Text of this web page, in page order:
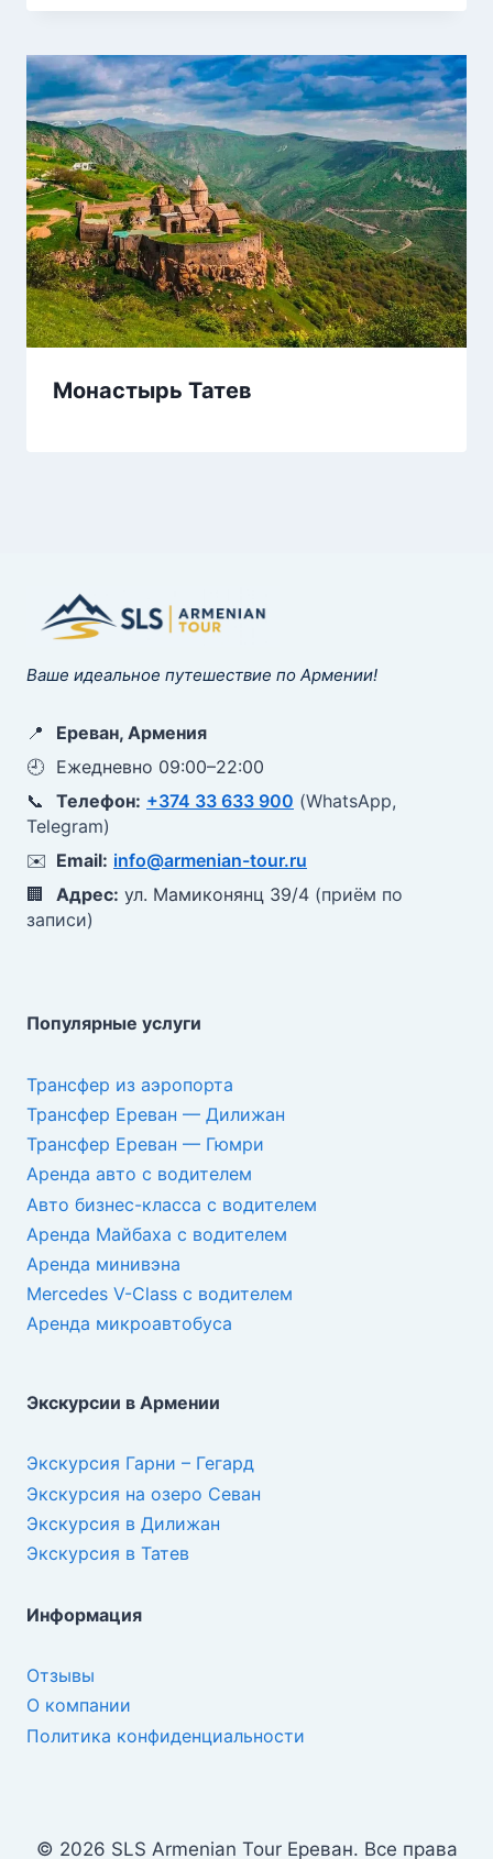
Монастырь Татев
Ваше идеальное путешествие по Армении!
📍
Ереван, Армения
🕘 Ежедневно 09:00–22:00
📞
Телефон: +374 33 633 900 (WhatsApp,
Telegram)
✉️ Email: info@armenian-tour.ru
🏢
Адрес: ул. Мамиконянц 39/4 (приём по
записи)
Популярные услуги
Трансфер из аэропорта
Трансфер Ереван — Дилижан
Трансфер Ереван — Гюмри
Аренда авто с водителем
Авто бизнес-класса с водителем
Аренда Майбаха с водителем
Аренда минивэна
Mercedes V-Class с водителем
Аренда микроавтобуса
Экскурсии в Армении
Экскурсия Гарни – Гегард
Экскурсия на озеро Севан
Экскурсия в Дилижан
Экскурсия в Татев
Информация
Отзывы
О компании
Политика конфиденциальности
© 2026 SLS Armenian Tour Ереван. Все права